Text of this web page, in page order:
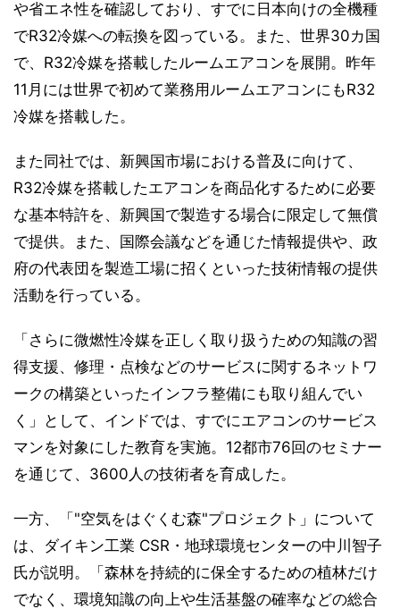
や省エネ性を確認しており、すでに日本向けの全機種
でR32冷媒への転換を図っている。また、世界30カ国
で、R32冷媒を搭載したルームエアコンを展開。昨年
11月には世界で初めて業務用ルームエアコンにもR32
冷媒を搭載した。
また同社では、新興国市場における普及に向けて、
R32冷媒を搭載したエアコンを商品化するために必要
な基本特許を、新興国で製造する場合に限定して無償
で提供。また、国際会議などを通じた情報提供や、政
府の代表団を製造工場に招くといった技術情報の提供
活動を行っている。
「さらに微燃性冷媒を正しく取り扱うための知識の習
得支援、修理・点検などのサービスに関するネットワ
ークの構築といったインフラ整備にも取り組んでい
く」として、インドでは、すでにエアコンのサービス
マンを対象にした教育を実施。12都市76回のセミナー
を通じて、3600人の技術者を育成した。
一方、「"空気をはぐくむ森"プロジェクト」について
は、ダイキン工業 CSR・地球環境センターの中川智子
氏が説明。「森林を持続的に保全するための植林だけ
でなく、環境知識の向上や生活基盤の確率などの総合